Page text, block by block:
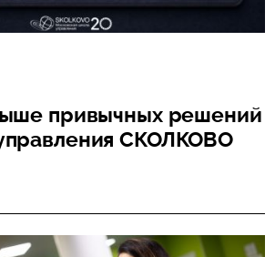
привычных решений
СКОЛКОВО